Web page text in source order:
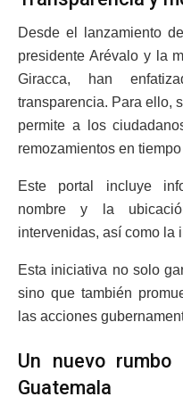
Desde el lanzamiento
presidente Arévalo y la
Giracca, han
transparencia. Para ello,
permite a los
remozamientos en
Este portal incluye
nombre y la
intervenidas, así como la
Esta iniciativa no solo
sino que también
las acciones
Un nuevo
Guatemala